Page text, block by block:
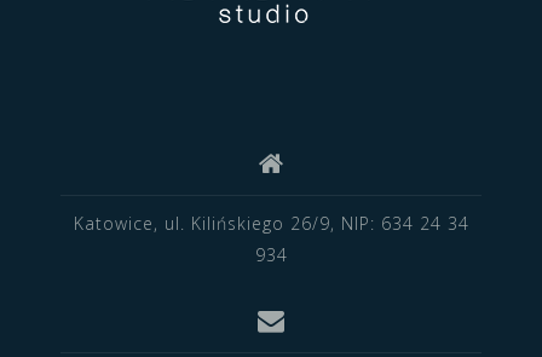
Katowice, ul. Kilińskiego 26/9, NIP: 634 24 34
934